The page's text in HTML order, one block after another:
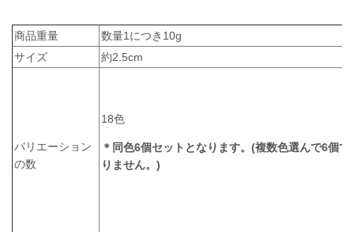
商品重量
数量1につき10g
サイズ
約2.5cm
バリエーション
の数
18色
＊同色6個セットとなります。(複数色選んで6個で
りません。)